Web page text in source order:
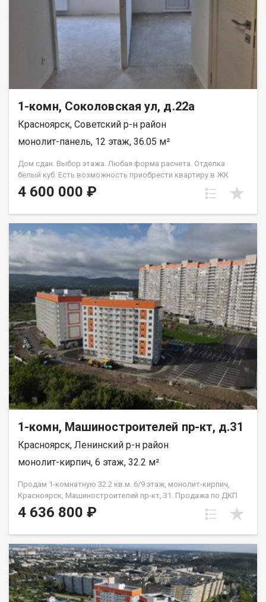
1-комн, Соколовская ул, д.22а
Красноярск, Советский р-н район
монолит-панель, 12 этаж, 36.05 м²
Дом сдан. Выбор этажа. Любая форма расчета. Отделка
белый куб. Есть возможность приобрести квартиру в ЖК
Аринский, под семейную ипотеку сбербанк, со ставкой 4.5 % на
весь срок кредита. Совкомбанк 3.9% на весь срок кредита.
4 600 000 ₽
1-комн, Машиностроителей пр-кт, д.31
Красноярск, Ленинский р-н район
монолит-кирпич, 6 этаж, 32.2 м²
Продам 1-комнатную 32.2 кв.м. 6/9 этаж, монолит-кирпич,
Красноярск, Машиностроителей пр-кт, 31. Продажа по ДКП
НЕ ОТ ЗАСТРОЙЩИКА
4 636 800 ₽